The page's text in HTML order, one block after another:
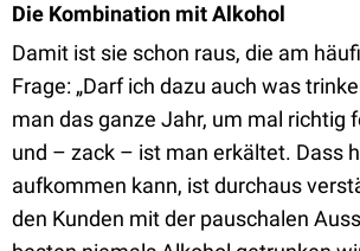
Die Kombination mit Alkohol
Damit ist sie schon raus, die am
Frage: „Darf ich dazu auch was
man das ganze Jahr, um mal richtig
und – zack – ist man erkältet. Dass
aufkommen kann, ist durchaus
den Kunden mit der pauschalen